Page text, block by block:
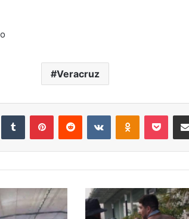
Veracruz
Tumblr PinterestReddit VKontakte
LUJO,
PODER